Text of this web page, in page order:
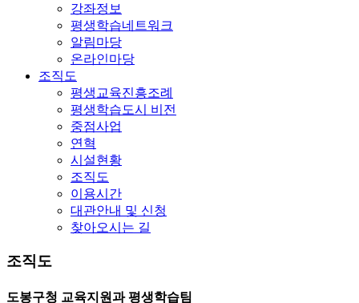
강좌정보
평생학습네트워크
알림마당
온라인마당
조직도
평생교육진흥조례
평생학습도시 비전
중점사업
연혁
시설현황
조직도
이용시간
대관안내 및 신청
찾아오시는 길
조직도
도봉구청 교육지원과 평생학습팀